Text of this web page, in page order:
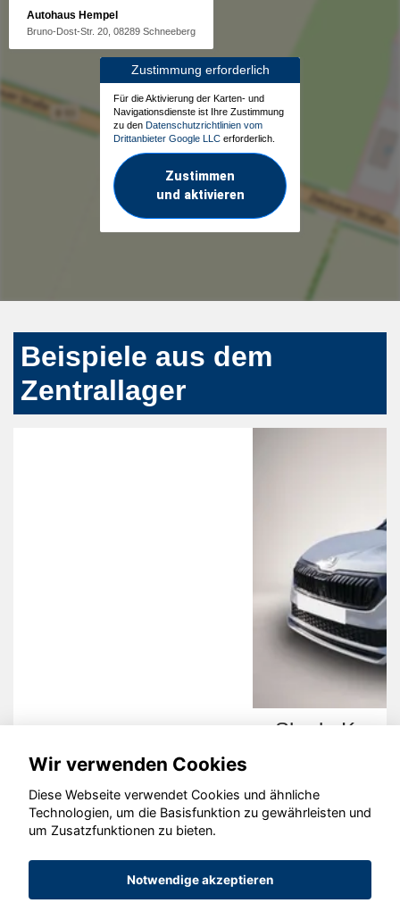
Autohaus Hempel
Bruno-Dost-Str. 20, 08289 Schneeberg
Zustimmung erforderlich
Für die Aktivierung der Karten- und
Navigationsdienste ist Ihre Zustimmung
zu den Datenschutzrichtlinien vom
Drittanbieter Google LLC erforderlich.
Zustimmen
und aktivieren
Beispiele aus dem
Zentrallager
© konjunkturmotor.de GmbH 2020 - 2026
Wir verwenden Cookies
Diese Webseite verwendet Cookies und ähnliche
Technologien, um die Basisfunktion zu gewährleisten und
um Zusatzfunktionen zu bieten.
Notwendige akzeptieren